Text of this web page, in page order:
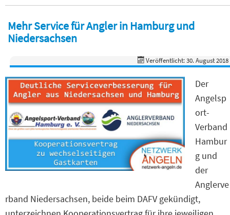
Mehr Service für Angler in Hamburg und
Niedersachsen
Veröffentlicht: 30. August 2018
Der
Angelsp
ort-
Verband
Hambur
g und
der
Anglerve
rband Niedersachsen, beide beim DAFV gekündigt,